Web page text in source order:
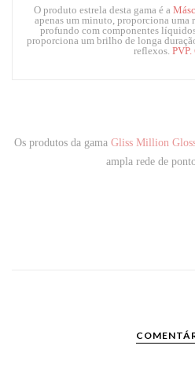
O produto estrela desta gama é a
apenas um minuto, proporciona uma
profundo com componentes
proporciona um brilho de longa
reflexos. PVP.
Os produtos da gama Gliss Million
ampla rede de